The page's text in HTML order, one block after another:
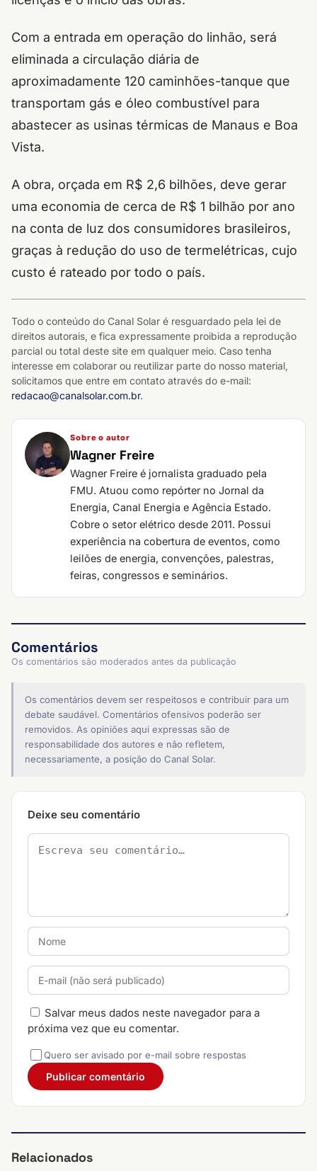
Com a entrada em operação do linhão, será
eliminada a circulação diária de
aproximadamente 120 caminhões-tanque que
transportam gás e óleo combustível para
abastecer as usinas térmicas de Manaus e Boa
Vista.
A obra, orçada em R$ 2,6 bilhões, deve gerar
uma economia de cerca de R$ 1 bilhão por ano
na conta de luz dos consumidores brasileiros,
graças à redução do uso de termelétricas, cujo
custo é rateado por todo o país.
Todo o conteúdo do Canal Solar é resguardado pela lei de
direitos autorais, e fica expressamente proibida a reprodução
parcial ou total deste site em qualquer meio. Caso tenha
interesse em colaborar ou reutilizar parte do nosso material,
solicitamos que entre em contato através do e-mail:
redacao@canalsolar.com.br.
Sobre o autor
Wagner Freire
Wagner Freire é jornalista graduado pela
FMU. Atuou como repórter no Jornal da
Energia, Canal Energia e Agência Estado.
Cobre o setor elétrico desde 2011. Possui
experiência na cobertura de eventos, como
leilões de energia, convenções, palestras,
feiras, congressos e seminários.
Comentários
Os comentários são moderados antes da publicação
Os comentários devem ser respeitosos e contribuir para um
debate saudável. Comentários ofensivos poderão ser
removidos. As opiniões aqui expressas são de
responsabilidade dos autores e não refletem,
necessariamente, a posição do Canal Solar.
Deixe seu comentário
Salvar meus dados neste navegador para a
próxima vez que eu comentar.
Quero ser avisado por e-mail sobre respostas
Relacionados